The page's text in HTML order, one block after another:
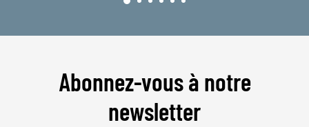
Abonnez-vous à notre
newsletter